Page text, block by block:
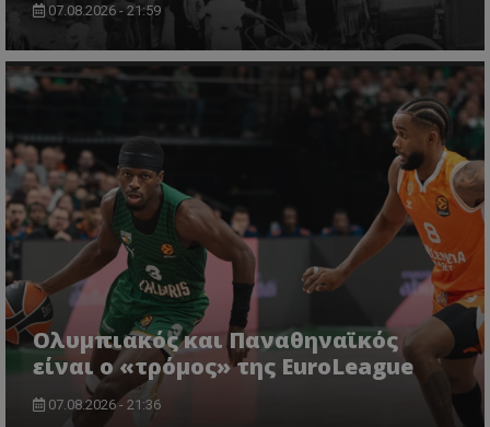
07.08.2026 - 21:59
Ολυμπιακός και Παναθηναϊκός
είναι ο «τρόμος» της EuroLeague
07.08.2026 - 21:36